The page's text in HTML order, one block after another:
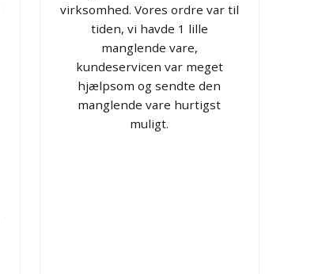
virksomhed. Vores ordre var til
tiden, vi havde 1 lille
manglende vare,
kundeservicen var meget
hjælpsom og sendte den
manglende vare hurtigst
muligt.